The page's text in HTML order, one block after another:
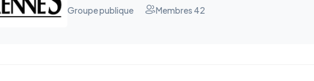
Groupe publique Membres 42